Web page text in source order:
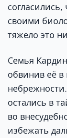
своими
тяжело это
Семья
обвинив её в
остались в
во
избежать